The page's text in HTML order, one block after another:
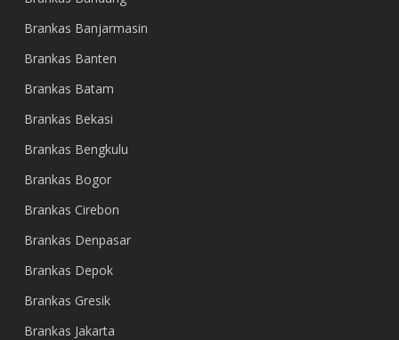
Brankas Banjarmasin
Brankas Banten
Brankas Batam
Brankas Bekasi
Brankas Bengkulu
Brankas Bogor
Brankas Cirebon
Brankas Denpasar
Brankas Depok
Brankas Gresik
Brankas Jakarta